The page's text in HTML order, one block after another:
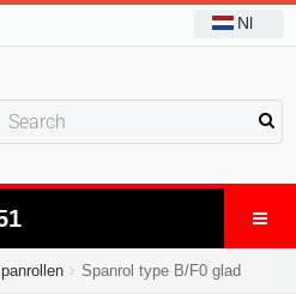
Nl
Spanrol type B/F0 glad